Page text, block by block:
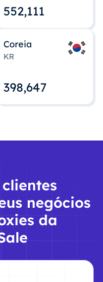
552,112
Coreia
KR
398,648
clientes
negócios
da